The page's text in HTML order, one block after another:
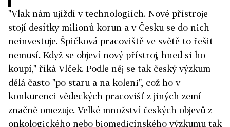
"Vlak nám ujíždí v technologiích. Nové přístroje
stojí desítky milionů korun a v Česku se do nich
neinvestuje. Špičková pracoviště ve světě to řešit
nemusí. Když se objeví nový přístroj, hned si ho
koupí," říká Vlček. Podle něj se tak český výzkum
dělá často "po staru a na koleni", což ho v
konkurenci vědeckých pracovišť z jiných zemí
značně omezuje. Velké množství českých objevů z
onkologického nebo biomedicínského výzkumu tak